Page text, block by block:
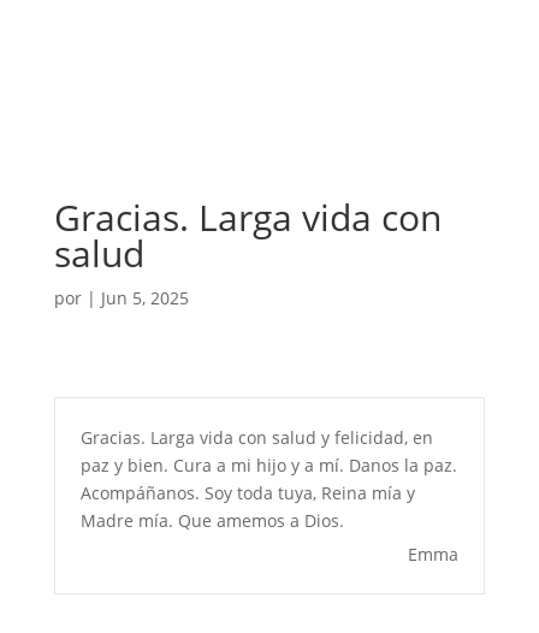
Gracias. Larga vida con
salud
por | Jun 5, 2025
Gracias. Larga vida con salud y felicidad, en
paz y bien. Cura a mi hijo y a mí. Danos la paz.
Acompáñanos. Soy toda tuya, Reina mía y
Madre mía. Que amemos a Dios.
Emma